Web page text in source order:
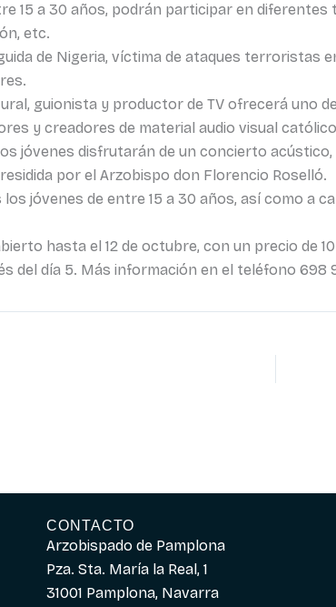
15 a 30 años, podrán participar en
etc.
de Nigeria, víctima de ataques terroristas
guionista y productor de TV ofrecerá uno
y creadores de material audio visual
jóvenes disfrutarán de un concierto
por el Arzobispo don Florencio Roselló.
jóvenes de entre 15 a 30 años, así como a
hasta el 12 de octubre, con un precio de
del día 5. Más información en el teléfono 698
CONTACTO
Arzobispado de Pamplona
Pza. Sta. María la Real, 1
31001 Pamplona, Navarra